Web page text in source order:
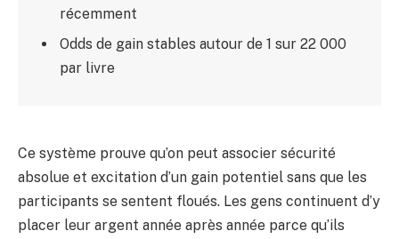
récemment
Odds de gain stables autour de 1 sur 22 000
par livre
Ce système prouve qu’on peut associer sécurité
absolue et excitation d’un gain potentiel sans que les
participants se sentent floués. Les gens continuent d’y
placer leur argent année après année parce qu’ils